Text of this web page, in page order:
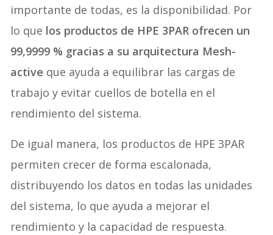
importante de todas, es la disponibilidad. Por
lo que los productos de HPE 3PAR ofrecen un
99,9999 % gracias a su arquitectura Mesh-
active que ayuda a equilibrar las cargas de
trabajo y evitar cuellos de botella en el
rendimiento del sistema.
De igual manera, los productos de HPE 3PAR
permiten crecer de forma escalonada,
distribuyendo los datos en todas las unidades
del sistema, lo que ayuda a mejorar el
rendimiento y la capacidad de respuesta.